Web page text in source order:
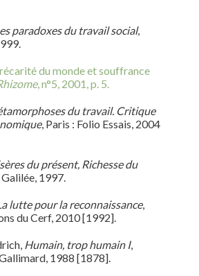
paradoxes du travail social,
du monde et souffrance
, n°5, 2001, p. 5.
du travail. Critique
, Paris : Folio Essais, 2004
du présent, Richesse du
1997.
lutte pour la reconnaissance,
du Cerf, 2010 [1992].
Humain, trop humain I,
1988 [1878].